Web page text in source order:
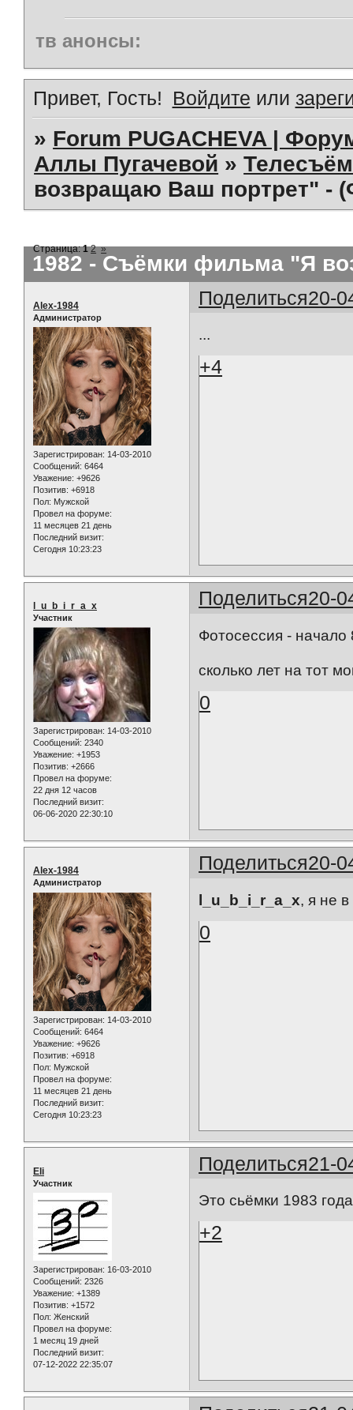
тв анонсы:
Привет, Гость! Войдите или
» Forum PUGACHEVA |
Аллы Пугачевой »
возвращаю Ваш портрет" -
1982 - Съёмки фильма "Я
Страница:1 2 »
Поделиться20-
Alex-1984
Администратор
Зарегистрирован: 14-03-2010
Сообщений: 6464
Уважение: +9626
Позитив: +6918
Пол: Мужской
Провел на форуме:
11 месяцев 21 день
Последний визит:
Сегодня 10:23:23
...
+4
Поделиться20-
l_u_b_i_r_a_x
Участник
Зарегистрирован: 14-03-2010
Сообщений: 2340
Уважение: +1953
Позитив: +2666
Провел на форуме:
22 дня 12 часов
Последний визит:
06-06-2020 22:30:10
Фотосессия -
сколько лет на тот
0
Поделиться20-
Alex-1984
Администратор
Зарегистрирован: 14-03-2010
Сообщений: 6464
Уважение: +9626
Позитив: +6918
Пол: Мужской
Провел на форуме:
11 месяцев 21 день
Последний визит:
Сегодня 10:23:23
l_u_b_i_r_a_x, я не
0
Поделиться21-
Eli
Участник
Зарегистрирован: 16-03-2010
Сообщений: 2326
Уважение: +1389
Позитив: +1572
Пол: Женский
Провел на форуме:
1 месяц 19 дней
Последний визит:
07-12-2022 22:35:07
Это сьёмки 1983
+2